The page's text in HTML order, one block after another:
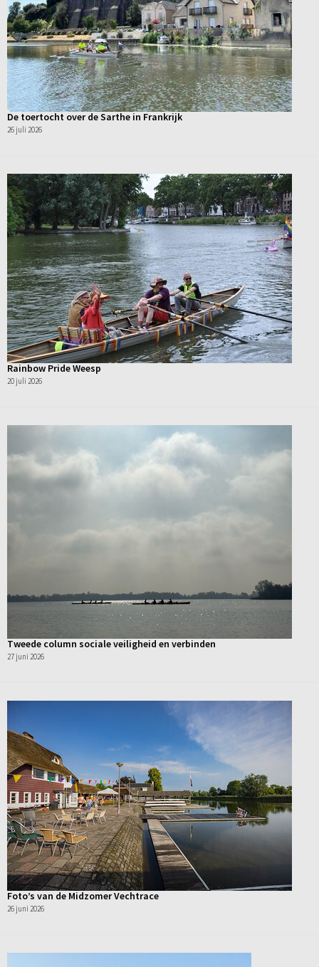
De toertocht over de Sarthe in Frankrijk
26 juli 2026
Rainbow Pride Weesp
20 juli 2026
Tweede column sociale veiligheid en verbinden
27 juni 2026
Foto’s van de Midzomer Vechtrace
26 juni 2026